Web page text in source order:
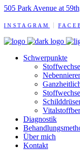
505 Park Avenue at
INSTAGRAM
Schwerpunkte
Diagnostik
Über mich
Kontakt